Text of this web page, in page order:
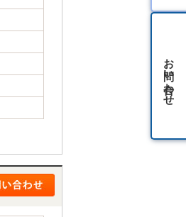
お問い合わせ